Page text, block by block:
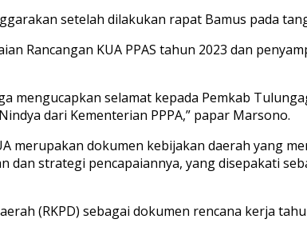
setelah dilakukan rapat Bamus pada
Rancangan KUA PPAS tahun 2023 dan
mengucapkan selamat kepada Pemkab
dari Kementerian PPPA,” papar Marsono.
merupakan dokumen kebijakan daerah yang
strategi pencapaiannya, yang disepakati
(RKPD) sebagai dokumen rencana kerja